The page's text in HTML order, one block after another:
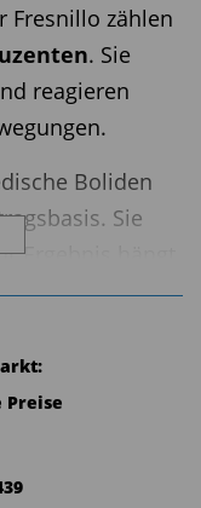
Fresnillo zählen
. Sie
reagieren
Boliden
Sie
Ergebnis hängt
Das macht sie
die
wie MAG
oder Aya
Preise